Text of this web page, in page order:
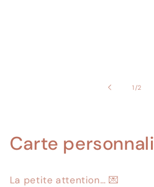
1/À
2
Carte
La petite attention… 💌⁠